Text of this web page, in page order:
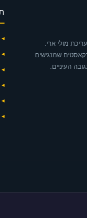
מולי ארי.
שמנגישים
העיניים.